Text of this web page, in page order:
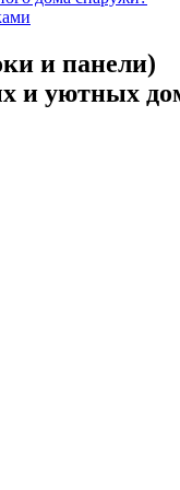
и панели)
и уютных